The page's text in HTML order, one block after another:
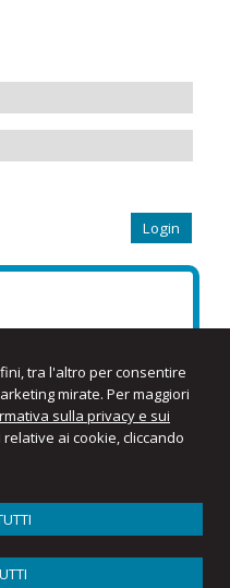
tra l'altro per consentire
mirate. Per maggiori
sulla privacy e sui
ai cookie, cliccando